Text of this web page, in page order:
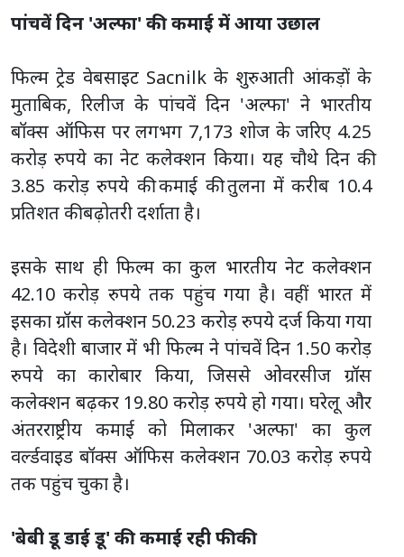
पांचवें दिन 'अल्फा' की कमाई में आया उछाल
फिल्म ट्रेड वेबसाइट Sacnilk के शुरुआती आंकड़ों के
मुताबिक, रिलीज के पांचवें दिन 'अल्फा' ने भारतीय
बॉक्स ऑफिस पर लगभग 7,173 शोज के जरिए 4.25
करोड़ रुपये का नेट कलेक्शन किया। यह चौथे दिन की
3.85 करोड़ रुपये की कमाई की तुलना में करीब 10.4
प्रतिशत की बढ़ोतरी दर्शाता है।
इसके साथ ही फिल्म का कुल भारतीय नेट कलेक्शन
42.10 करोड़ रुपये तक पहुंच गया है। वहीं भारत में
इसका ग्रॉस कलेक्शन 50.23 करोड़ रुपये दर्ज किया गया
है। विदेशी बाजार में भी फिल्म ने पांचवें दिन 1.50 करोड़
रुपये का कारोबार किया, जिससे ओवरसीज ग्रॉस
कलेक्शन बढ़कर 19.80 करोड़ रुपये हो गया। घरेलू और
अंतरराष्ट्रीय कमाई को मिलाकर 'अल्फा' का कुल
वर्ल्डवाइड बॉक्स ऑफिस कलेक्शन 70.03 करोड़ रुपये
तक पहुंच चुका है।
'बेबी डू डाई डू' की कमाई रही फीकी